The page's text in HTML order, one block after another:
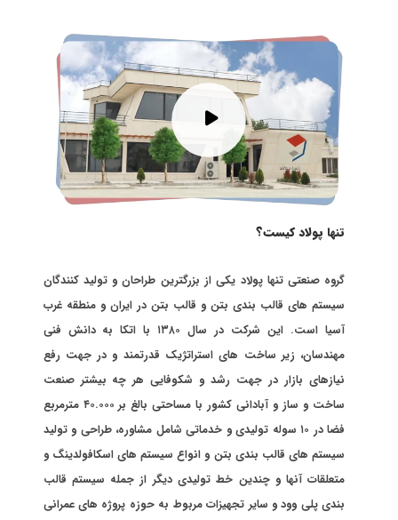
تنها پولاد کیست؟
گروه صنعتی تنها پولاد یکی از بزرگترین طراحان و تولید کنندگان
سیستم های قالب بندی بتن و قالب بتن در ایران و منطقه غرب
آسیا است. این شرکت در سال ۱۳۸۰ با اتکا به دانش فنی
مهندسان، زیر ساخت های استراتژیک قدرتمند و در جهت رفع
نیازهای بازار در جهت رشد و شکوفایی هر چه بیشتر صنعت
ساخت و ساز و آبادانی کشور با مساحتی بالغ بر ۴۰.۰۰۰ مترمربع
فضا در ۱۰ سوله تولیدی و خدماتی شامل مشاوره، طراحی و تولید
سیستم های قالب بندی بتن و انواع سیستم های اسکافولدینگ و
متعلقات آنها و چندین خط تولیدی دیگر از جمله سیستم قالب
بندی پلی وود و سایر تجهیزات مربوط به حوزه پروژه های عمرانی